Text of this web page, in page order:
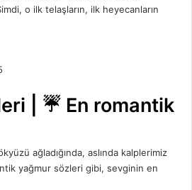
o ilk telaşların, ilk heyecanların
| ☔ En romantik
ağladığında, aslında kalplerimiz
yağmur sözleri gibi, sevginin en